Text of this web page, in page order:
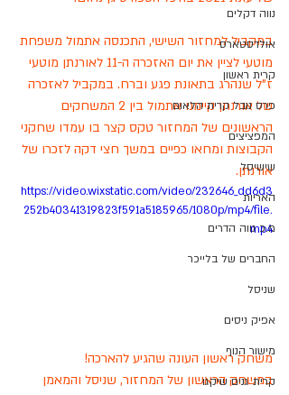
נווה דקלים
אולדסטארס
קרית ראשון
פרס נובל קרית הלאום
המפציצים
שישיסל
האריות
מ.כ נווה הדרים
החברים של בלייכר
שניסל
אפיק ניסים
מישור הנוף
קרית גנים שיקגו
במקביל למחזור השישי, התכנסה אתמול משפחת
מוטעי לציין את יום האזכרה ה-11 לאורנתן מוטעי
ז"ל שנהרג בתאונת פגע וברח. במקביל לאזכרה
של אורנתן קיימנו אתמול בין 2 המשחקים
הראשונים של המחזור טקס קצר בו עמדו שחקני
הקבוצות ומחאו כפיים במשך חצי דקה לזכרו של
אורנתן.
https://video.wixstatic.com/video/232646_dd6d3
252b40341319823f591a5185965/1080p/mp4/file.
mp4
משחק ראשון העונה שהגיע להארכה!
במשחק הראשון של המחזור, שניסל והמאמן